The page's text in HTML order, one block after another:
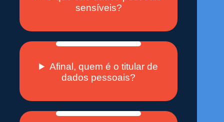
sensíveis?
Afinal, quem é o titular de
dados pessoais?